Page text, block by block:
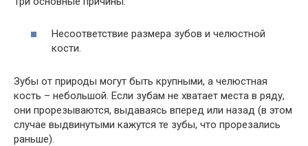
Несоответствие размера зубов и челюстной
кости.
Зубы от природы могут быть крупными, а челюстная
кость – небольшой. Если зубам не хватает места в ряду,
они прорезываются, выдаваясь вперед или назад (в этом
случае выдвинутыми кажутся те зубы, что прорезались
раньше).